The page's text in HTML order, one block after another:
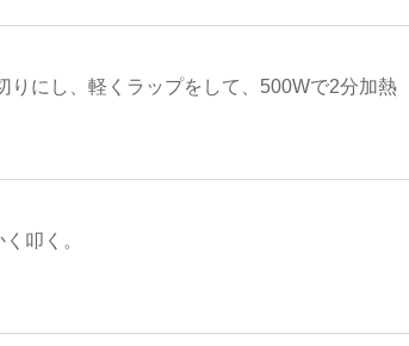
りにし、軽くラップをして、500Wで2分加熱
叩く。